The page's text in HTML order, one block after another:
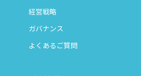
経営戦略
ガバナンス
よくあるご質問